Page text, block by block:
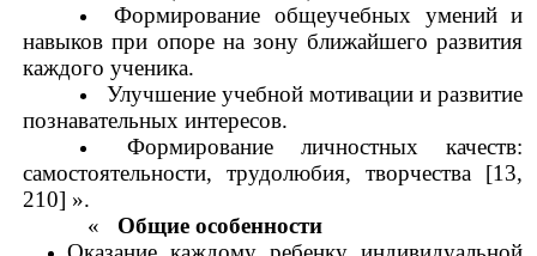
Формирование общеучебных умений и
навыков при опоре на зону ближайшего развития
каждого ученика.
Улучшение учебной мотивации и развитие
познавательных интересов.
Формирование личностных качеств:
самостоятельности, трудолюбия, творчества [13,
210] ».
« Общие особенности